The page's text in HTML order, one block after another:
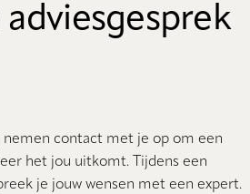
adviesgesprek
nemen contact met je op om een
het jou uitkomt. Tijdens een
je jouw wensen met een expert.